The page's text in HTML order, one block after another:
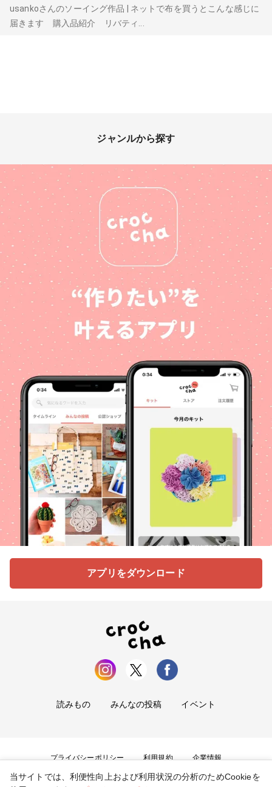
usankoさんのソーイング作品 | ネットで布を買うとこんな感じに
届きます 購入品紹介 リバティ...
ジャンルから探す
アプリをダウンロード
読みもの みんなの投稿 イベント
プライバシーポリシー 利用規約 企業情報
お問い合わせ
当サイトでは、利便性向上および利用状況の分析のためCookieを